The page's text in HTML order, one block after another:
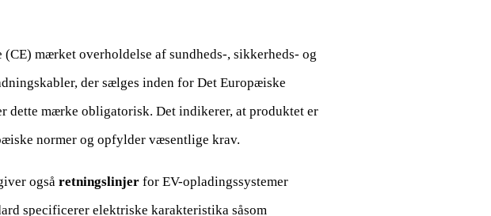
mærket overholdelse af sundheds-, sikkerheds- og
der sælges inden for Det Europæiske
dette mærke obligatorisk. Det indikerer, at produktet er
normer og opfylder væsentlige krav.
også retningslinjerfor EV-opladingssystemer
specificerer elektriske karakteristika såsom